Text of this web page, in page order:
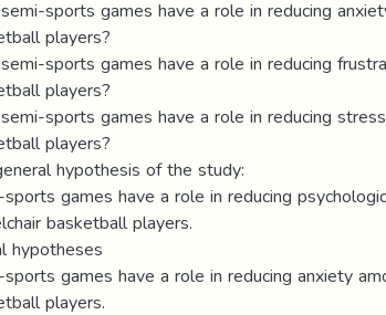
sports games have a role in reducing
players?
sports games have a role in reducing
players?
sports games have a role in reducing
players?
hypothesis of the study:
games have a role in reducing
basketball players.
hypotheses
games have a role in reducing anxiety
players.